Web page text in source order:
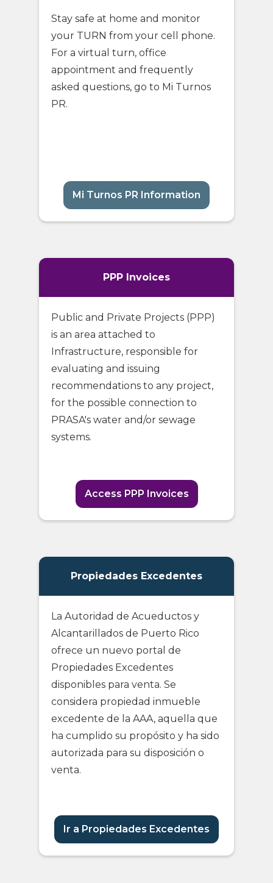
Stay safe at home and monitor
your TURN from your cell phone.
For a virtual turn, office
appointment and frequently
asked questions, go to Mi Turnos
PR.
Mi Turnos PR Information
PPP Invoices
Public and Private Projects (PPP)
is an area attached to
Infrastructure, responsible for
evaluating and issuing
recommendations to any project,
for the possible connection to
PRASA's water and/or sewage
systems.
Access PPP Invoices
Propiedades Excedentes
La Autoridad de Acueductos y
Alcantarillados de Puerto Rico
ofrece un nuevo portal de
Propiedades Excedentes
disponibles para venta. Se
considera propiedad inmueble
excedente de la AAA, aquella que
ha cumplido su propósito y ha sido
autorizada para su disposición o
venta.
Ir a Propiedades Excedentes